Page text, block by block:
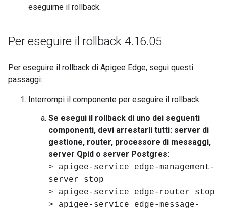
eseguirne il rollback.
Per eseguire il rollback 4.16.05
Per eseguire il rollback di Apigee Edge, segui questi
passaggi:
Interrompi il componente per eseguire il rollback:
Se esegui il rollback di uno dei seguenti
componenti, devi arrestarli tutti: server di
gestione, router, processore di messaggi,
server Qpid o server Postgres:
> apigee-service edge-management-
server stop
> apigee-service edge-router stop
> apigee-service edge-message-